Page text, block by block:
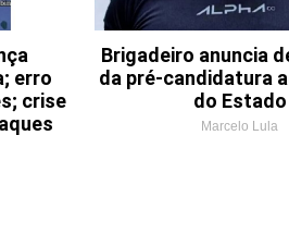
erro
crise
Brigadeiro anuncia
da pré-candidatura
do Estado
Marcelo Lula